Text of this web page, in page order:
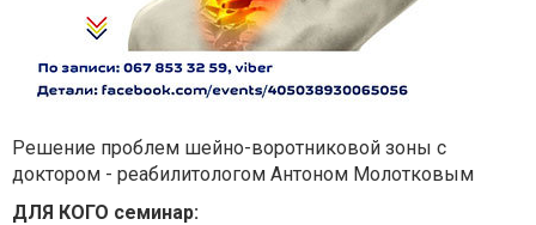
Решение проблем шейно-воротниковой зоны с
доктором - реабилитологом Антоном Молотковым
ДЛЯ КОГО семинар: